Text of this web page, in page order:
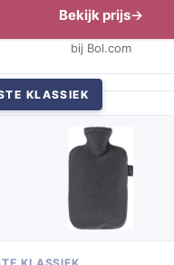
Bekijk prijs
bij Bol.com
KLASSIEK